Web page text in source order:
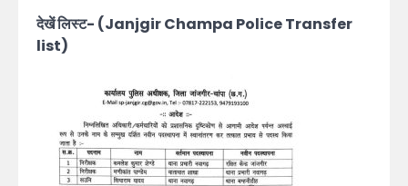
देखें लिस्ट- (Janjgir Champa Police Transfer
list)